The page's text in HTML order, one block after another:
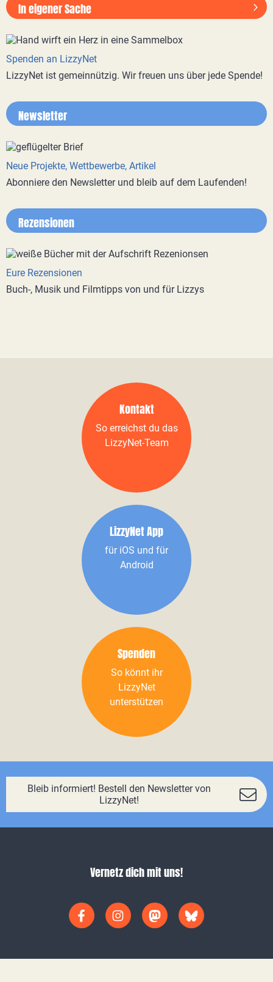
In eigener Sache
Spenden an LizzyNet
LizzyNet ist gemeinnützig. Wir freuen uns über jede Spende!
Newsletter
Neue Projekte, Wettbewerbe, Artikel
Abonniere den Newsletter und bleib auf dem Laufenden!
Rezensionen
Eure Rezensionen
Buch-, Musik und Filmtipps von und für Lizzys
Kontakt
So erreichst du das
LizzyNet-Team
LizzyNet App
für iOS und für
Android
Spenden
So könnt ihr
LizzyNet
unterstützen
Bleib informiert! Bestell den Newsletter von
LizzyNet!
Vernetz dich mit uns!